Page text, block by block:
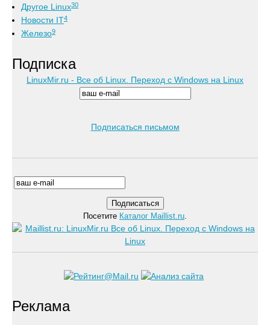
Другое Linux30
Новости IT4
Железо9
Подписка
LinuxMir.ru - Все об Linux. Переход с Windows на Linux
Подписаться письмом
Посетите Каталог Maillist.ru.
Реклама